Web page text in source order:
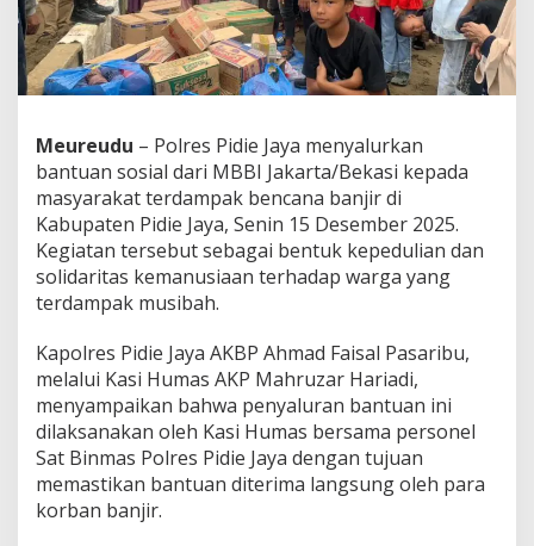
u
r
k
a
n
a
n
t
u
a
n
o
a
l
B
B
I
J
Meureudu – Polres Pidie Jaya menyalurkan
bantuan sosial dari MBBI Jakarta/Bekasi kepada
masyarakat terdampak bencana banjir di
Kabupaten Pidie Jaya, Senin 15 Desember 2025.
Kegiatan tersebut sebagai bentuk kepedulian dan
solidaritas kemanusiaan terhadap warga yang
terdampak musibah.
Kapolres Pidie Jaya AKBP Ahmad Faisal Pasaribu,
melalui Kasi Humas AKP Mahruzar Hariadi,
menyampaikan bahwa penyaluran bantuan ini
dilaksanakan oleh Kasi Humas bersama personel
Sat Binmas Polres Pidie Jaya dengan tujuan
memastikan bantuan diterima langsung oleh para
korban banjir.